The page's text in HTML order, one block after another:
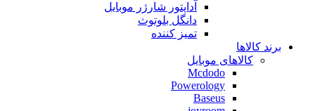
آداپتور شارژر موبایل
دانگل بلوتوث
تمیز کننده
برند کالاها
کالاهای موبایل
Mcdodo
Powerology
Baseus